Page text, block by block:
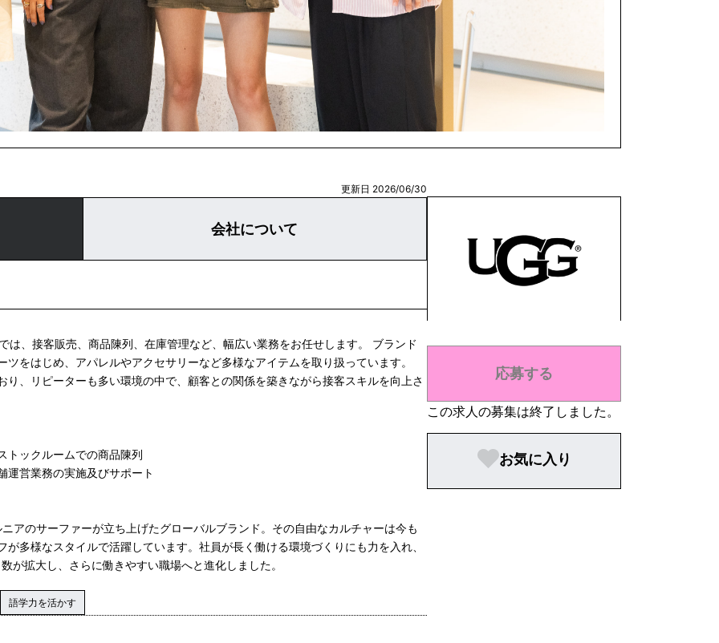
更新日 2026/06/30
会社について
は、接客販売、商品陳列、在庫管理など、幅広い業務をお任せします。 ブランド
ツをはじめ、アパレルやアクセサリーなど多様なアイテムを取り扱っています。
り、リピーターも多い環境の中で、顧客との関係を築きながら接客スキルを向上さ
トックルームでの商品陳列
運営業務の実施及びサポート
アのサーファーが立ち上げたグローバルブランド。その自由なカルチャーは今も
が多様なスタイルで活躍しています。社員が長く働ける環境づくりにも力を入れ、
が拡大し、さらに働きやすい職場へと進化しました。
語学力を活かす
応募する
この求人の募集は終了しました。
お気に入り